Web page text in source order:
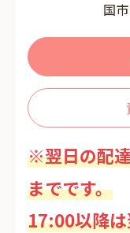
国
※翌日の配
までです。
17:00以降